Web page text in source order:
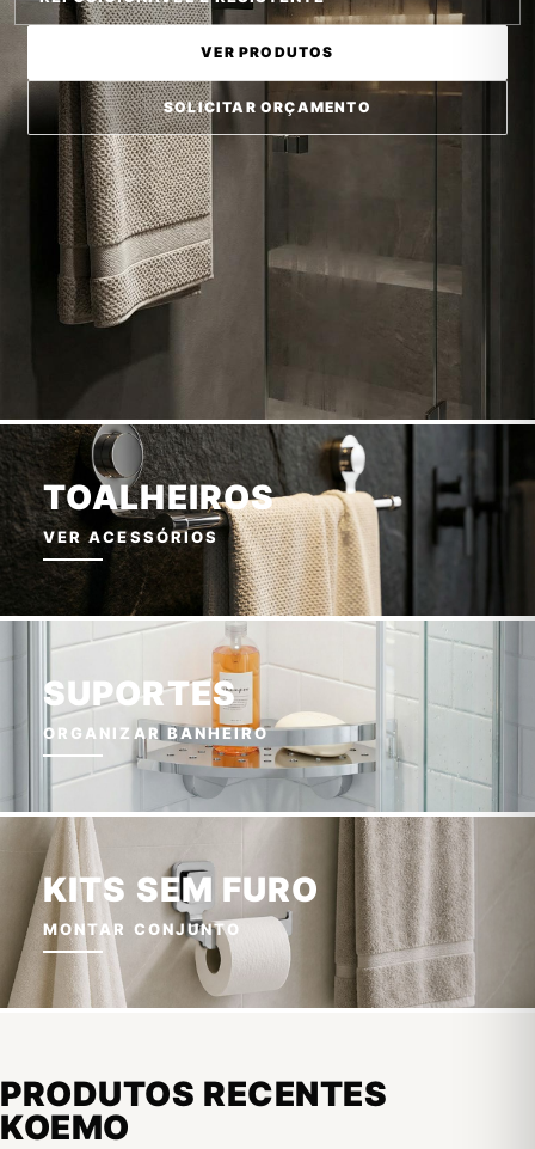
VER PRODUTOS
SOLICITAR ORÇAMENTO
TOALHEIROS
VER ACESSÓRIOS
SUPORTES
ORGANIZAR BANHEIRO
KITS SEM FURO
MONTAR CONJUNTO
PRODUTOS RECENTES
KOEMO